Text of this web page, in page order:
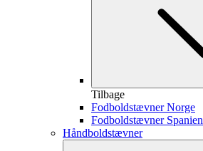
Tilbage
Fodboldstævner Norge
Fodboldstævner Spanien
Håndboldstævner